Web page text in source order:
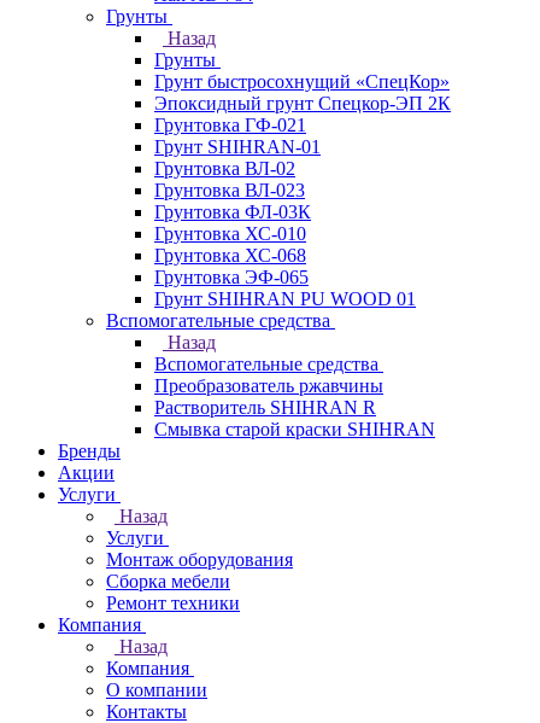
Грунты
Назад
Грунты
Грунт быстросохнущий «СпецКор»
Эпоксидный грунт Спецкор-ЭП 2К
Грунтовка ГФ-021
Грунт SHIHRAN-01
Грунтовка ВЛ-02
Грунтовка ВЛ-023
Грунтовка ФЛ-03К
Грунтовка ХС-010
Грунтовка ХС-068
Грунтовка ЭФ-065
Грунт SHIHRAN PU WOOD 01
Вспомогательные средства
Назад
Вспомогательные средства
Преобразователь ржавчины
Растворитель SHIHRAN R
Смывка старой краски SHIHRAN
Бренды
Акции
Услуги
Назад
Услуги
Монтаж оборудования
Сборка мебели
Ремонт техники
Компания
Назад
Компания
О компании
Контакты